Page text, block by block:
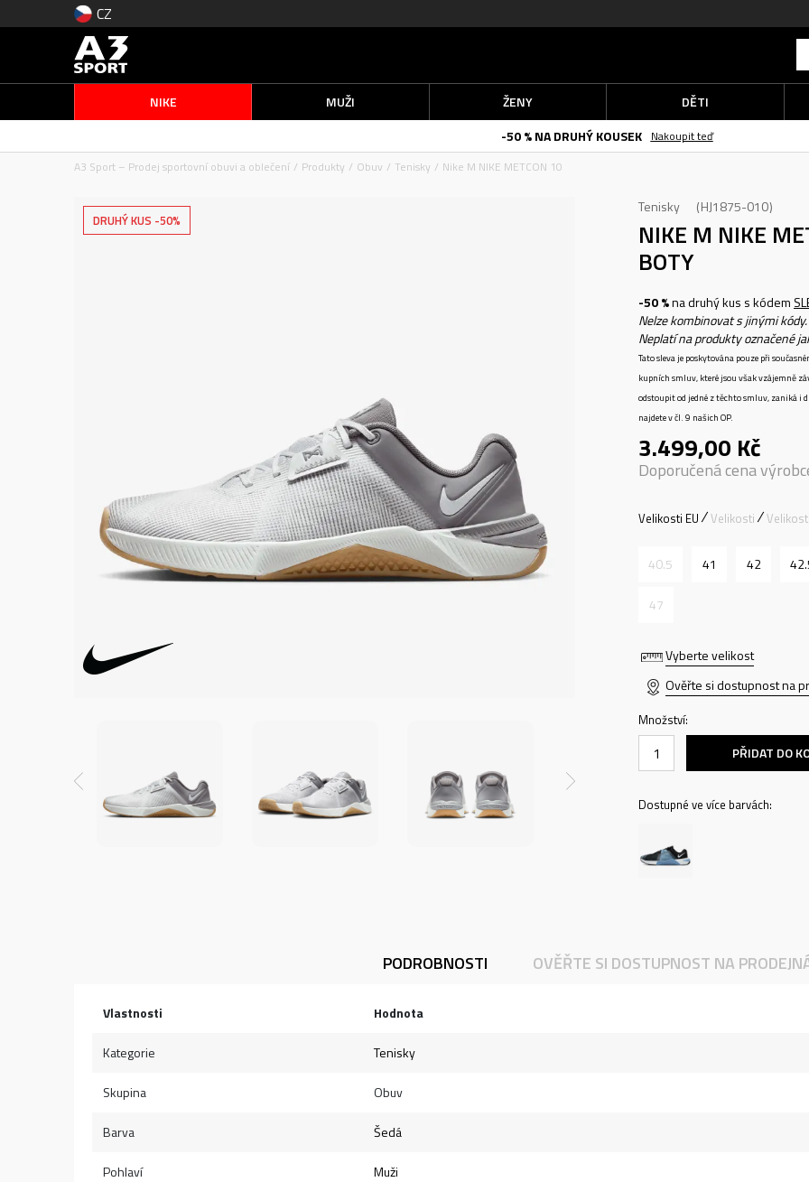
CZ
NIKE MUŽI ŽENY
DĚTI
-50 % NA DRUHÝ KOUSEK
Nakoupit teď
A3 Sport – Prodej sportovní obuvi a oblečení
Produkty Obuv Tenisky Nike M NIKE METCON 10
DRUHÝ KUS -50%
Tenisky HJ1875-010
NIKE M NIKE
BOTY
-50 %na druhý kus s kódem
Nelze kombinovat s jinými kódy.
Neplatí na produkty označené
Tato sleva je poskytována pouze při
kupních smluv, které jsou však vzájemně
odstoupit od jedné z těchto smluv, zaniká i
najdete v čl. 9 našich OP.
3.499,00 Kč
Doporučená cena
Vyberte velikost
Velikosti EU Velikosti
40.5 41 42
47
Ověřte si dostupnost na
Množství:
PŘIDAT DO
Dostupné ve více barvách:
PODROBNOSTI OVĚŘTE SI DOSTUPNOST NA
Vlastnosti Hodnota
Kategorie Tenisky
Skupina Obuv
Barva Šedá
Pohlaví Muži